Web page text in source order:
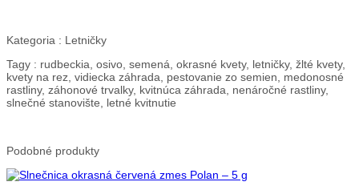
Kategoria : Letničky
Tagy : rudbeckia, osivo, semená, okrasné kvety, letničky, žlté kvety,
kvety na rez, vidiecka záhrada, pestovanie zo semien, medonosné
rastliny, záhonové trvalky, kvitnúca záhrada, nenáročné rastliny,
slnečné stanovište, letné kvitnutie
Podobné produkty